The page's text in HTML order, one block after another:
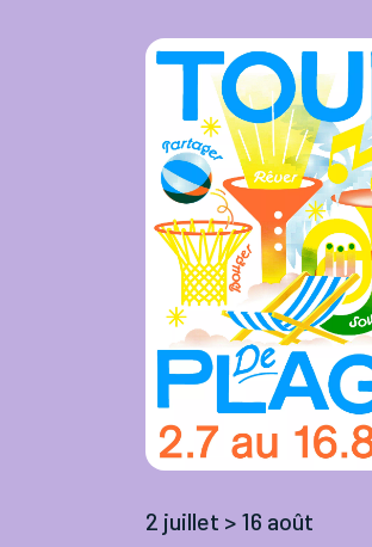
2 juillet > 16 août